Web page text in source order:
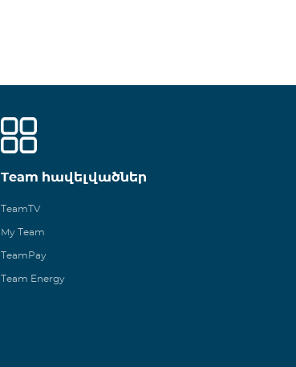
Team հավելվածներ
TeamTV
My Team
TeamPay
Team Energy